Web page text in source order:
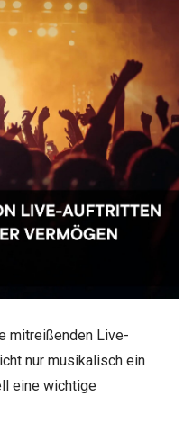
mitreißenden Live-
nur musikalisch ein
eine wichtige